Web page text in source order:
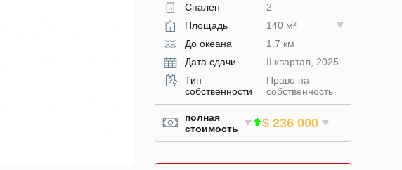
Спален
2
Площадь
140 м²
До океана
1.7 км
Дата сдачи
II квартал, 2025
Тип
собственности
Право на
собственность
полная
стоимость
$ 236 000